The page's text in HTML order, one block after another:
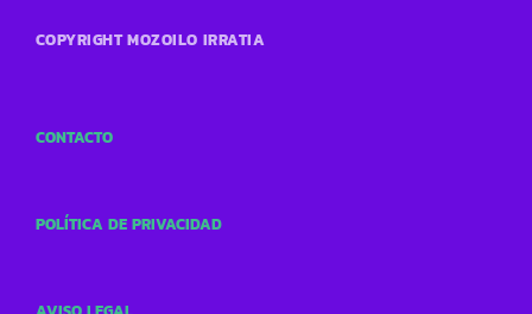
COPYRIGHT MOZOILO IRRATIA
CONTACTO
POLÍTICA DE PRIVACIDAD